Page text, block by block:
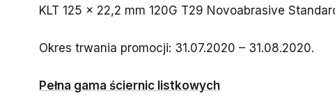
KLT 125 x 22,2 mm 120G T29 Novoabrasive
Okres trwania promocji: 31.07.2020 – 31.08.2020.
Pełna gama ściernic listkowych